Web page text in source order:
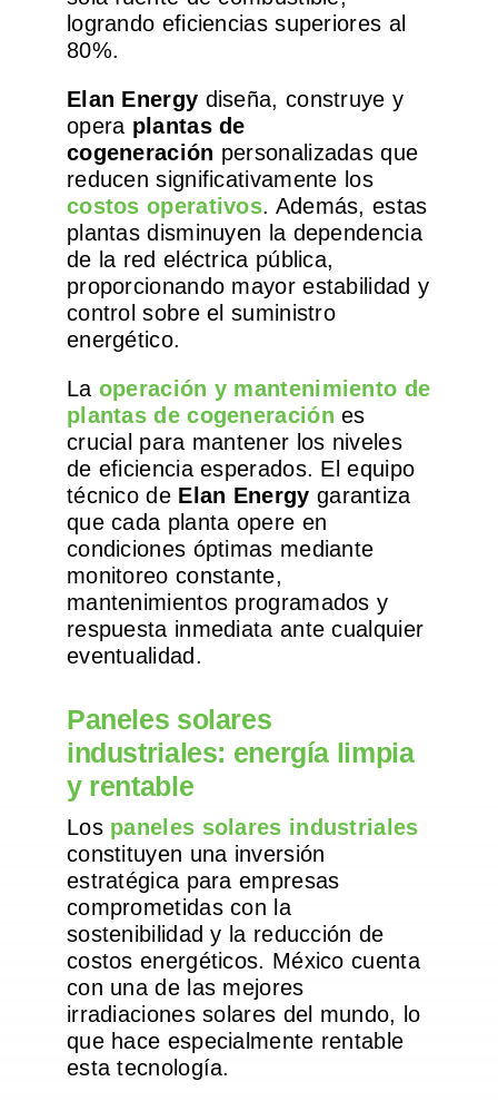
logrando eficiencias superiores al
80%.
Elan Energy diseña, construye y
opera plantas de
cogeneración personalizadas que
reducen significativamente los
costos operativos. Además, estas
plantas disminuyen la dependencia
de la red eléctrica pública,
proporcionando mayor estabilidad y
control sobre el suministro
energético.
La operación y mantenimiento de
plantas de cogeneración es
crucial para mantener los niveles
de eficiencia esperados. El equipo
técnico de Elan Energy garantiza
que cada planta opere en
condiciones óptimas mediante
monitoreo constante,
mantenimientos programados y
respuesta inmediata ante cualquier
eventualidad.
Paneles solares
industriales: energía limpia
y rentable
Los paneles solares industriales
constituyen una inversión
estratégica para empresas
comprometidas con la
sostenibilidad y la reducción de
costos energéticos. México cuenta
con una de las mejores
irradiaciones solares del mundo, lo
que hace especialmente rentable
esta tecnología.